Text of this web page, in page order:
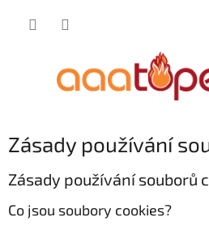
Zásady používání
Zásady používání souborů
Co jsou soubory cookies?